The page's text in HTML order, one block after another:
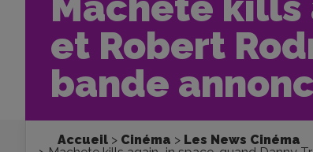
et Robert
bande
Accueil Cinéma
Les News Cinéma